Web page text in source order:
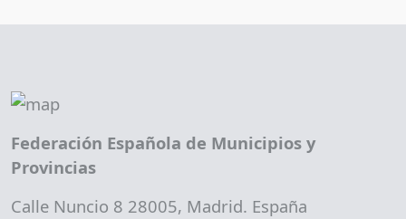
Federación Española de Municipios y
Provincias
Calle Nuncio 8 28005, Madrid. España